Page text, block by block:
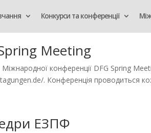
Конкурси та конференції
Meeting
конференції DFG Spring
. Конференція проводиться
ЕЗПФ